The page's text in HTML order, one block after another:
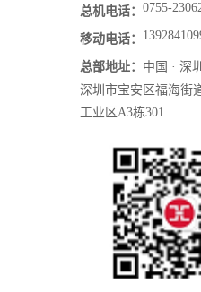
总机电话： 0755-
移动电话：
总部地址： 中国 · 深圳
深圳市宝安区福海街
工业区A3栋301